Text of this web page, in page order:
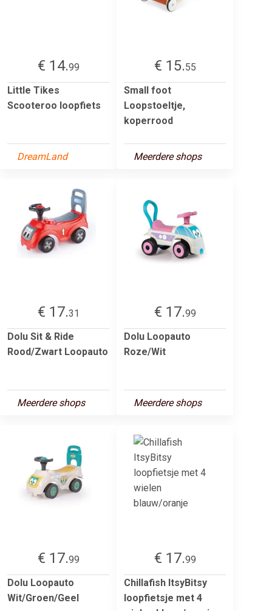
€ 14.99
Little Tikes
Scooteroo loopfiets
DreamLand
€ 15.55
Small foot
Loopstoeltje,
koperrood
Meerdere shops
€ 17.31
Dolu Sit & Ride
Rood/Zwart Loopauto
Meerdere shops
€ 17.99
Dolu Loopauto
Roze/Wit
Meerdere shops
€ 17.99
Dolu Loopauto
Wit/Groen/Geel
€ 17.99
Chillafish ItsyBitsy
loopfietsje met 4